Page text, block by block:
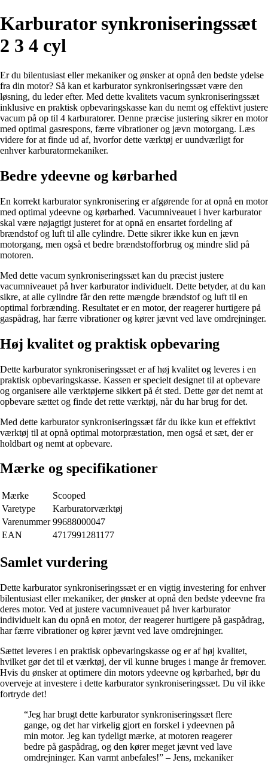
Karburator synkroniseringssæt
2 3 4 cyl
Er du bilentusiast eller mekaniker og ønsker at opnå den bedste ydelse
fra din motor? Så kan et karburator synkroniseringssæt være den
løsning, du leder efter. Med dette kvalitets vacum synkroniseringssæt
inklusive en praktisk opbevaringskasse kan du nemt og effektivt justere
vacum på op til 4 karburatorer. Denne præcise justering sikrer en motor
med optimal gasrespons, færre vibrationer og jævn motorgang. Læs
videre for at finde ud af, hvorfor dette værktøj er uundværligt for
enhver karburatormekaniker.
Bedre ydeevne og kørbarhed
En korrekt karburator synkronisering er afgørende for at opnå en motor
med optimal ydeevne og kørbarhed. Vacumniveauet i hver karburator
skal være nøjagtigt justeret for at opnå en ensartet fordeling af
brændstof og luft til alle cylindre. Dette sikrer ikke kun en jævn
motorgang, men også et bedre brændstofforbrug og mindre slid på
motoren.
Med dette vacum synkroniseringssæt kan du præcist justere
vacumniveauet på hver karburator individuelt. Dette betyder, at du kan
sikre, at alle cylindre får den rette mængde brændstof og luft til en
optimal forbrænding. Resultatet er en motor, der reagerer hurtigere på
gaspådrag, har færre vibrationer og kører jævnt ved lave omdrejninger.
Høj kvalitet og praktisk opbevaring
Dette karburator synkroniseringssæt er af høj kvalitet og leveres i en
praktisk opbevaringskasse. Kassen er specielt designet til at opbevare
og organisere alle værktøjerne sikkert på ét sted. Dette gør det nemt at
opbevare sættet og finde det rette værktøj, når du har brug for det.
Med dette karburator synkroniseringssæt får du ikke kun et effektivt
værktøj til at opnå optimal motorpræstation, men også et sæt, der er
holdbart og nemt at opbevare.
Mærke og specifikationer
Mærke
Scooped
Varetype
Karburatorværktøj
Varenummer 99688000047
EAN
4717991281177
Samlet vurdering
Dette karburator synkroniseringssæt er en vigtig investering for enhver
bilentusiast eller mekaniker, der ønsker at opnå den bedste ydeevne fra
deres motor. Ved at justere vacumniveauet på hver karburator
individuelt kan du opnå en motor, der reagerer hurtigere på gaspådrag,
har færre vibrationer og kører jævnt ved lave omdrejninger.
Sættet leveres i en praktisk opbevaringskasse og er af høj kvalitet,
hvilket gør det til et værktøj, der vil kunne bruges i mange år fremover.
Hvis du ønsker at optimere din motors ydeevne og kørbarhed, bør du
overveje at investere i dette karburator synkroniseringssæt. Du vil ikke
fortryde det!
“Jeg har brugt dette karburator synkroniseringssæt flere
gange, og det har virkelig gjort en forskel i ydeevnen på
min motor. Jeg kan tydeligt mærke, at motoren reagerer
bedre på gaspådrag, og den kører meget jævnt ved lave
omdrejninger. Kan varmt anbefales!” – Jens, mekaniker